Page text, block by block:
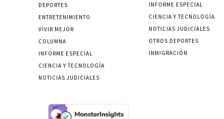
DEPORTES
ENTRETENIMIENTO
VIVIR MEJOR
COLUMNA
INFORME ESPECIAL
CIENCIA Y TECNOLOGÍA
NOTICIAS JUDICIALES
INFORME ESPECIAL
CIENCIA Y TECNOLOGÍA
NOTICIAS JUDICIALES
OTROS DEPORTES
INMIGRACIÓN